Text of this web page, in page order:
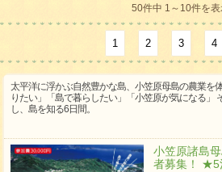
50件中 1～10件を表
1 2 3 4
太平洋に浮かぶ自然豊かな島、小笠原母島の農業を
りたい」「島で暮らしたい」「小笠原が気になる」
し、島を知る6日間。
小笠原諸島
者募集！